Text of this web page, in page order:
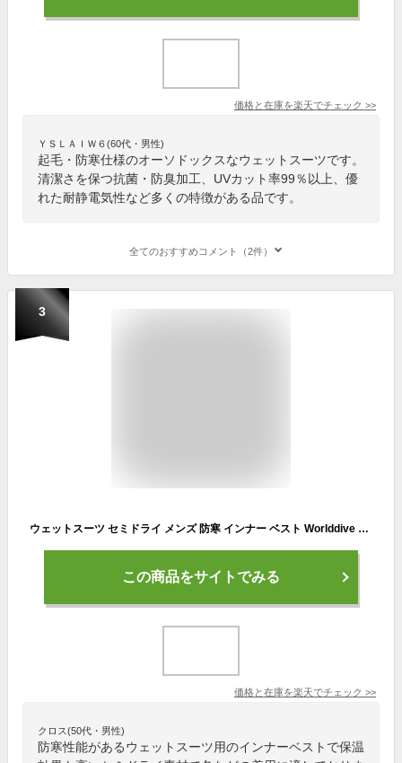
価格と在庫を楽天でチェック >>
ＹＳＬＡＩＷ６(60代・男性)
起毛・防寒仕様のオーソドックスなウェットスーツです。
清潔さを保つ抗菌・防臭加工、UVカット率99％以上、優
れた耐静電気性など多くの特徴がある品です。
全てのおすすめコメント（2件）
3
ウェットスーツ セミドライ メンズ 防寒 インナー ベスト Worlddive ワールドダイブ 2mm イージードライネック インナーベスト 暖かい 冬 保温
この商品をサイトでみる
価格と在庫を楽天でチェック >>
クロス(50代・男性)
防寒性能があるウェットスーツ用のインナーベストで保温